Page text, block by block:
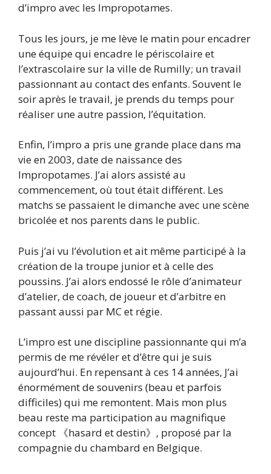
d’impro avec les Impropotames.
Tous les jours, je me lève le matin pour encadrer
une équipe qui encadre le périscolaire et
l’extrascolaire sur la ville de Rumilly; un travail
passionnant au contact des enfants. Souvent le
soir après le travail, je prends du temps pour
réaliser une autre passion, l’équitation.
Enfin, l’impro a pris une grande place dans ma
vie en 2003, date de naissance des
Impropotames. J’ai alors assisté au
commencement, où tout était différent. Les
matchs se passaient le dimanche avec une scène
bricolée et nos parents dans le public.
Puis j’ai vu l’évolution et ait même participé à la
création de la troupe junior et à celle des
poussins. J’ai alors endossé le rôle d’animateur
d’atelier, de coach, de joueur et d’arbitre en
passant aussi par MC et régie.
L’impro est une discipline passionnante qui m’a
permis de me révéler et d’être qui je suis
aujourd’hui. En repensant à ces 14 années, J’ai
énormément de souvenirs (beau et parfois
difficiles) qui me remontent. Mais mon plus
beau reste ma participation au magnifique
concept 《hasard et destin》, proposé par la
compagnie du chambard en Belgique.